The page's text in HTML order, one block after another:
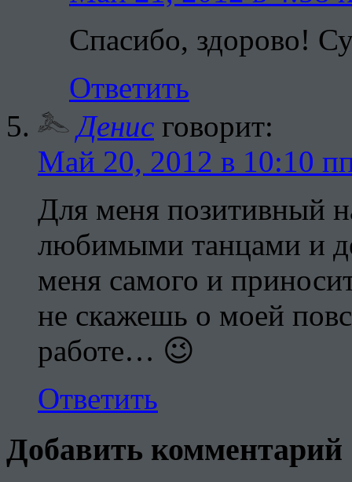
Спасибо, здорово!
Ответить
Денис говорит:
Май 20, 2012 в 10:10
Для меня позитивный
любимыми танцами и
меня самого и
не скажешь о моей
работе… 😉
Ответить
Добавить комментарий